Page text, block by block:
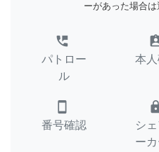
ーがあった場合は
perm_phone_msg
パトロー
ル
本
smartphone
番号確認
シ
ー